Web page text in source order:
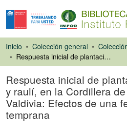
Inicio Colección general
Respuesta inicial de plantaciones de coigüe y raulí, en la Cordillera de los Andes de Valdivia: Efectos de una fertilización temprana
Respuesta inicial de
y raulí, en la Cordillera
Valdivia: Efectos de una
temprana